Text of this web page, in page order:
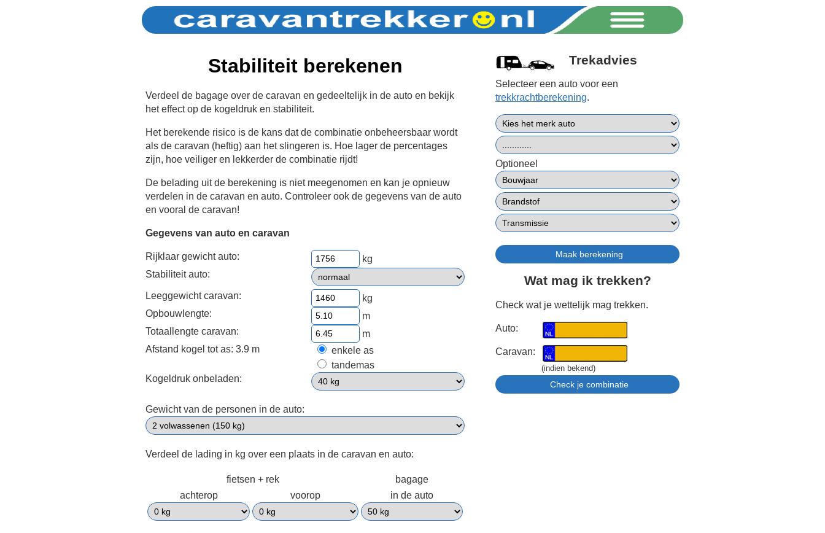
Stabiliteit berekenen
Verdeel de bagage over de caravan en gedeeltelijk in de auto en bekijk
het effect op de kogeldruk en stabiliteit.
Het berekende risico is de kans dat de combinatie onbeheersbaar wordt
als de caravan (heftig) aan het slingeren is. Hoe lager de percentages
zijn, hoe veiliger en lekkerder de combinatie rijdt!
De belading uit de berekening is niet meegenomen en kan je opnieuw
verdelen in de caravan en auto. Controleer ook de gegevens van de auto
en vooral de caravan!
Gegevens van auto en caravan
Rijklaar gewicht auto:
kg
Stabiliteit auto:
Leeggewicht caravan:
kg
Opbouwlengte:
m
Totaallengte caravan:
m
Afstand kogel tot as: 3.9 m
enkele as
tandemas
Kogeldruk onbeladen:
Gewicht van de personen in de auto:
Verdeel de lading in kg over een plaats in de caravan en auto:
fietsen + rek
bagage
achterop
voorop in de auto
Trekadvies
Selecteer een auto voor een
trekkrachtberekening.
Optioneel
Wat mag ik trekken?
Check wat je wettelijk mag trekken.
Auto:
Caravan:
(indien bekend)